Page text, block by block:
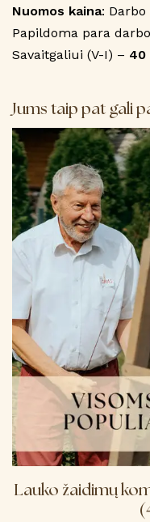
Nuomos kaina:
Papildoma para
Savaitgaliui (V-I) – 40
Jums taip pat gali
Lauko žaidimų